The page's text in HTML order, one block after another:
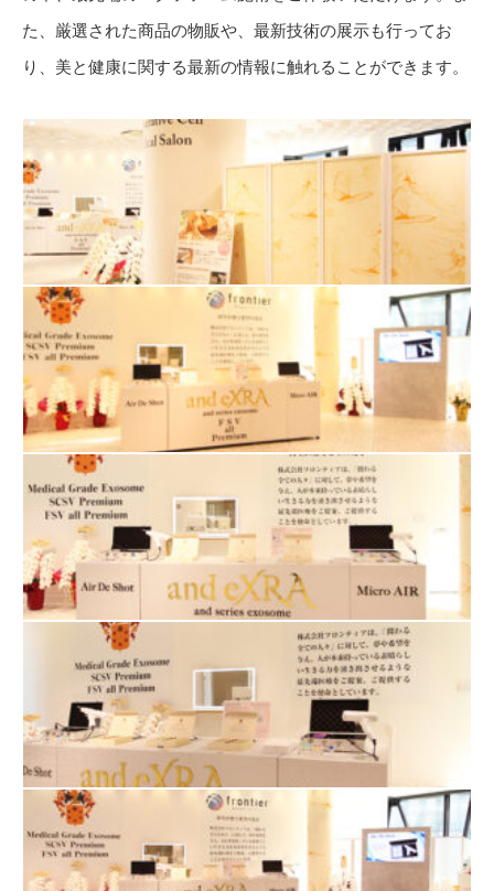
た、厳選された商品の物販や、最新技術の展示も行ってお
り、美と健康に関する最新の情報に触れることができます。